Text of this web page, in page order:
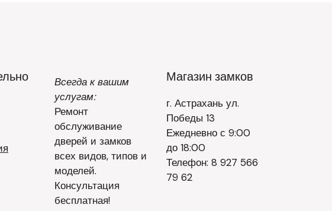
Всегда к вашим
услугам:
Ремонт
обслуживание
дверей и замков
всех видов, типов и
моделей.
Консультация
бесплатная!
Магазин замков
г. Астрахань ул.
Победы 13
Ежедневно с 9:00
до 18:00
Телефон: 8 927 566
79 62